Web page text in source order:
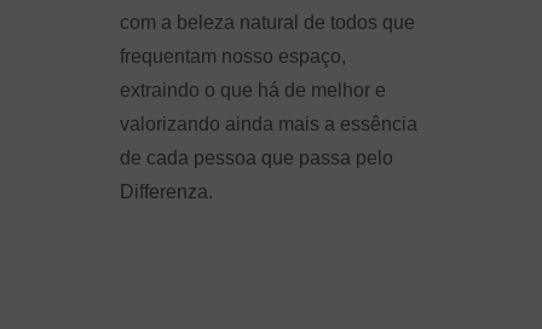
com a beleza natural de todos que
frequentam nosso espaço,
extraindo o que há de melhor e
valorizando ainda mais a essência
de cada pessoa que passa pelo
Differenza.